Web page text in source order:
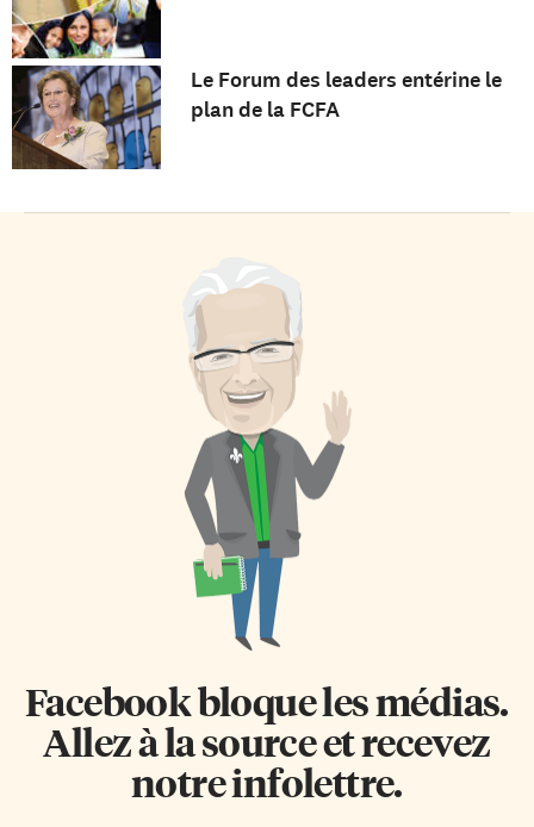
Le Forum des leaders entérine le
plan de la FCFA
Facebook bloque les médias.
Allez à la source et recevez
notre infolettre.